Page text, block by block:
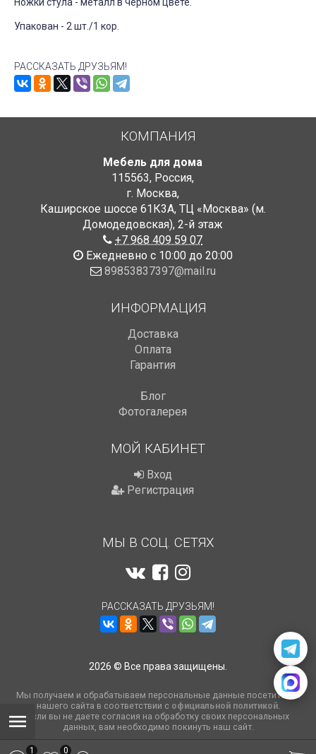
Упакован - 2 шт./1 кор.
РАССКАЗАТЬ ДРУЗЬЯМ!
КОМПАНИЯ
Мебель для дома
115563, Россия,
г. Москва,
Каширское шоссе 61К3А, ТЦ «Москва» (м.
Домодедовская), 2-й этаж
+7 968 409 59 07
Ежедневно с 10:00 до 20:00
89853837397@mail.ru
ИНФОРМАЦИЯ
Доставка
Оплата
Гарантия
Блог
Фотогалерея
МОЙ КАБИНЕТ
Вход
Регистрация
МЫ В СОЦ. СЕТЯХ
РАССКАЗАТЬ ДРУЗЬЯМ!
2026 © Все права защищены.
Мы получаем и обрабатываем персональные данные посетителей
нашего сайта в соответствии с официальной политикой.
Если вы не даете согласия на обработку своих персональных
данных, вам необходимо покинуть наш сайт.
1 0